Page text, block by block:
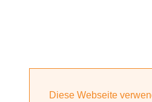
Diese Webseite